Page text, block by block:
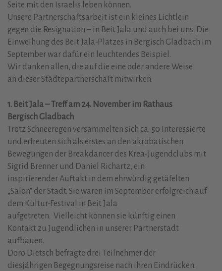
Seite mit den Israelis leben können.
Unsere Partnerschaftsarbeit ist ein kleines Lichtlein
gegen die Resignation – in Beit Jala und auch bei uns. Die
Einweihung des Beit Jala-Platzes in Bergisch Gladbach im
September war dafür ein leuchtendes Beispiel.
Wir danken allen, die auf die eine oder andere Weise
an dieser Städtepartnerschaft mitwirken.
1. Beit Jala – Treff am 24. November im Rathaus
Bergisch Gladbach
Trotz Schneeregen versammelten sich ca. 50 Interessierte
und erfreuten sich als erstes an den akrobatischen
Bewegungen der Breakdancer des Krea-Jugendclubs mit
Sigrid Brenner und Daniel Richartz, ein
inspirierender Auftakt in dem ehrwürdig getäfelten
„Salon“ der Stadt. Sie waren im September erfolgreich auf
dem Kultur-Festival in Beit Jala
aufgetreten. Vielleicht können sie künftig einen
Kontakt zu Jugendlichen in unserer Partnerstadt
aufbauen.
Doro Dietsch befragte drei Teilnehmer der
diesjährigen Begegnungsreise nach ihren Eindrücken.